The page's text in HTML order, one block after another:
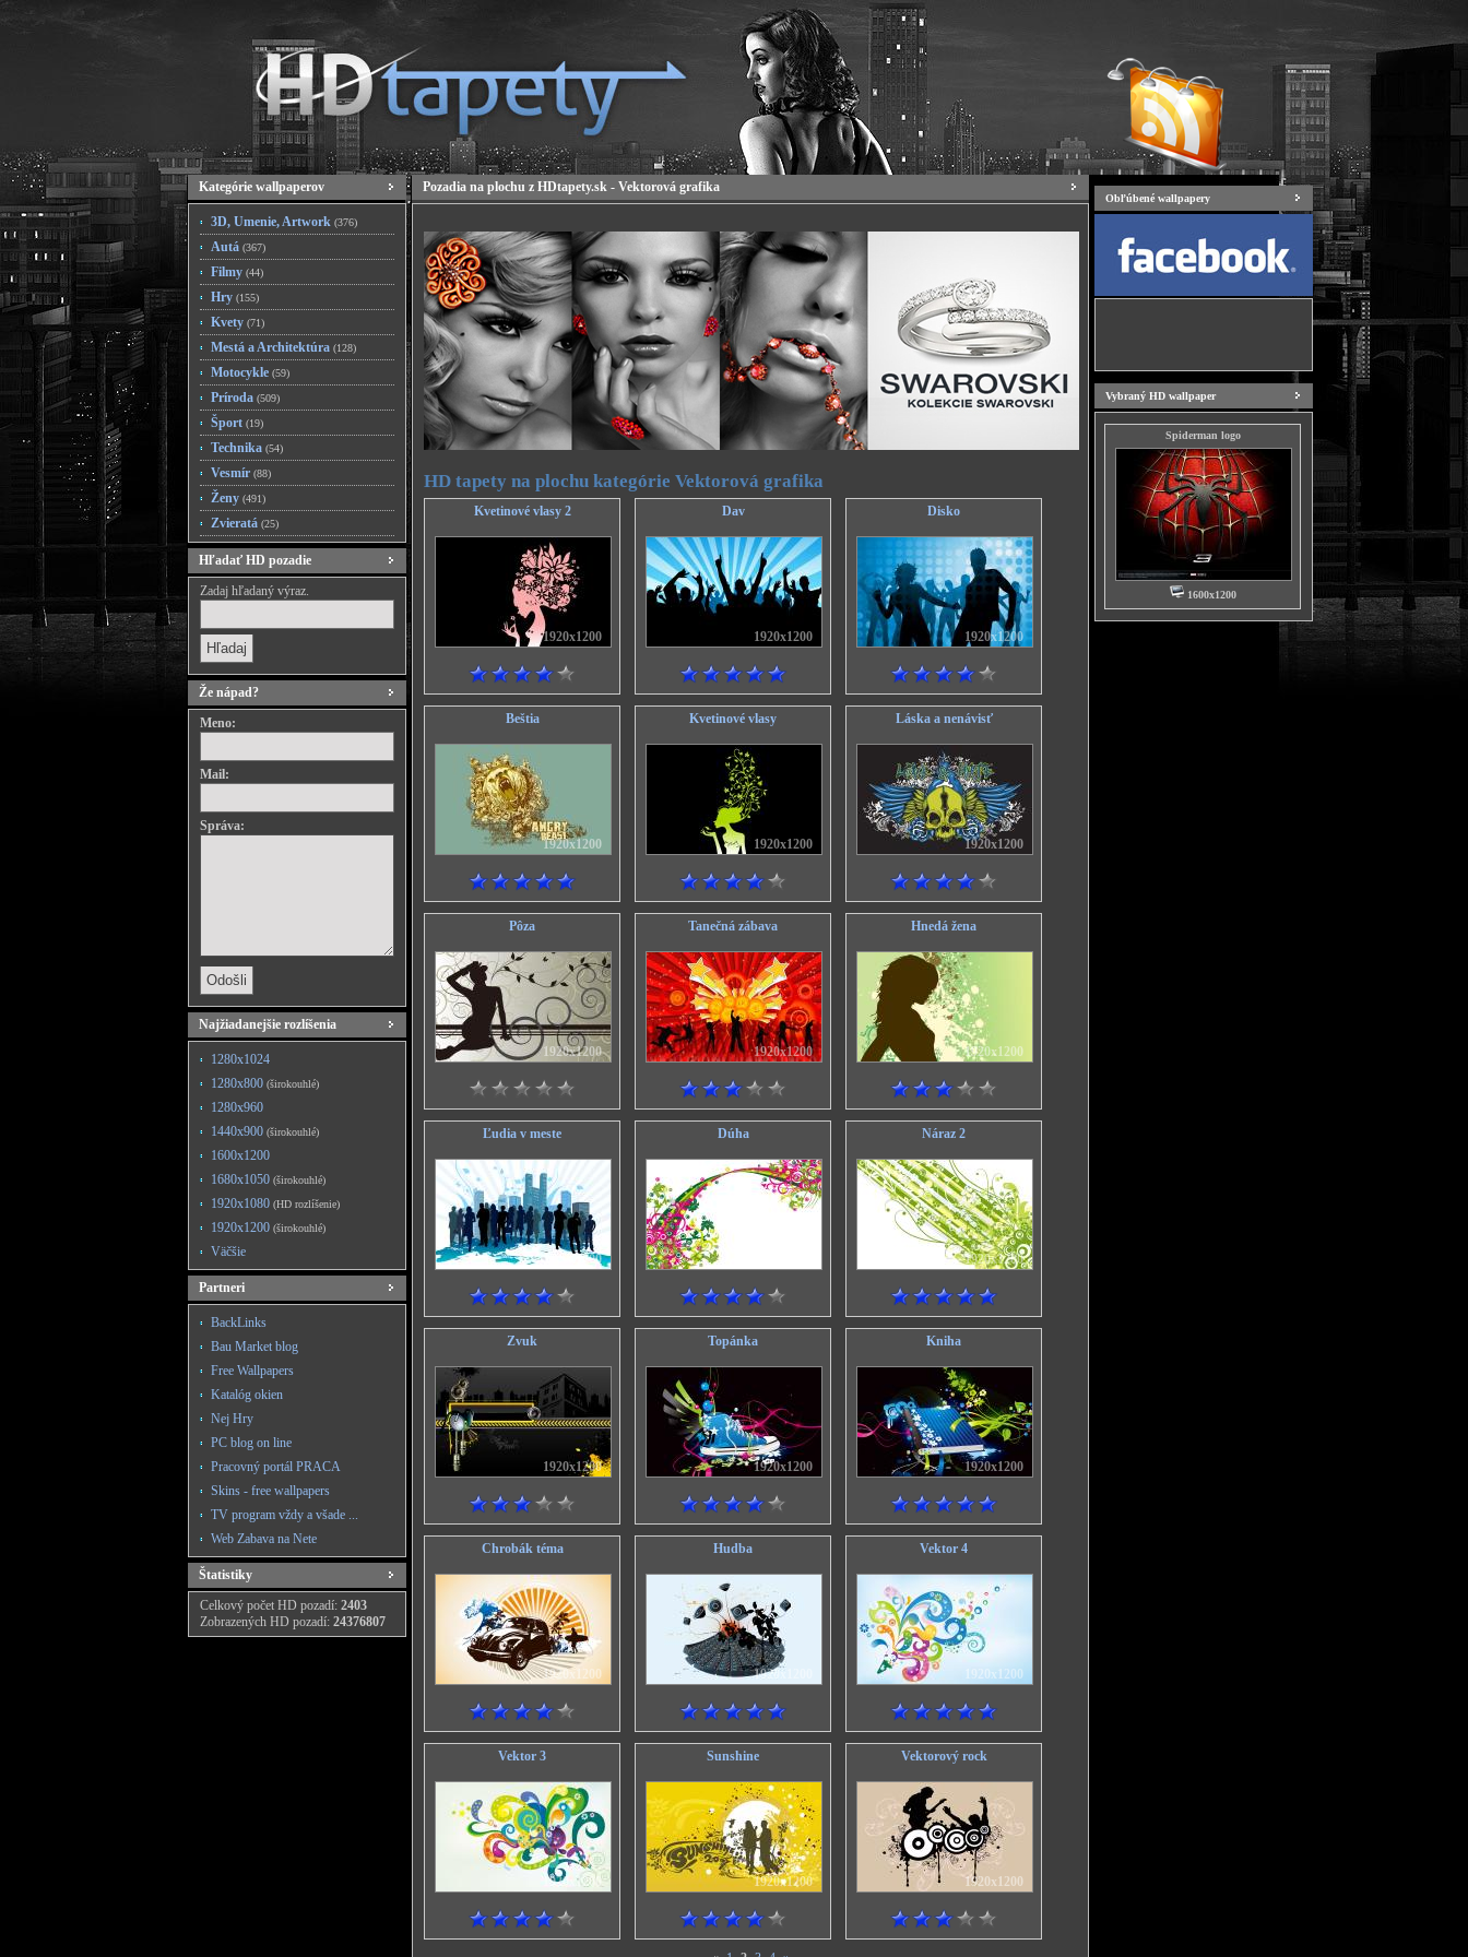
Kategórie wallpaperov
3D, Umenie, Artwork (376)
Autá (367)
Filmy (44)
Hry (155)
Kvety (71)
Mestá a Architektúra (128)
Motocykle (59)
Príroda (509)
Šport (19)
Technika (54)
Vesmír (88)
Ženy (491)
Zvieratá (25)
Hľadať HD pozadie
Zadaj hľadaný výraz.
Že nápad?
Meno:
Mail:
Správa:
Najžiadanejšie rozlíšenia
1280x1024
1280x800 (širokouhlé)
1280x960
1440x900 (širokouhlé)
1600x1200
1680x1050 (širokouhlé)
1920x1080 (HD rozlíšenie)
1920x1200 (širokouhlé)
Väčšie
Partneri
BackLinks
Bau Market blog
Free Wallpapers
Katalóg okien
Nej Hry
PC blog on line
Pracovný portál PRACA
Skins - free wallpapers
TV program vždy a všade ...
Web Zabava na Nete
Štatistiky
Celkový počet HD pozadí: 2403
Zobrazených HD pozadí: 24376807
Pozadia na plochu z HDtapety.sk - Vektorová grafika
HD tapety na plochu kategórie Vektorová grafika
Kvetinové vlasy 2
1920x1200
Dav
1920x1200
Disko
1920x1200
Beštia
1920x1200
Kvetinové vlasy
1920x1200
Láska a nenávisť
1920x1200
Pôza
1920x1200
Tanečná zábava
1920x1200
Hnedá žena
1920x1200
Ľudia v meste
1920x1200
Dúha Náraz 2
1920x1200
Zvuk
1920x1200
Topánka
1920x1200
Kniha
1920x1200
Chrobák téma
1920x1200
Hudba
1920x1200
Vektor 4
1920x1200
Vektor 3
1920x1200
Sunshine
1920x1200
Vektorový rock
1920x1200
Obľúbené wallpapery
Vybraný HD wallpaper
Spiderman logo
1600x1200